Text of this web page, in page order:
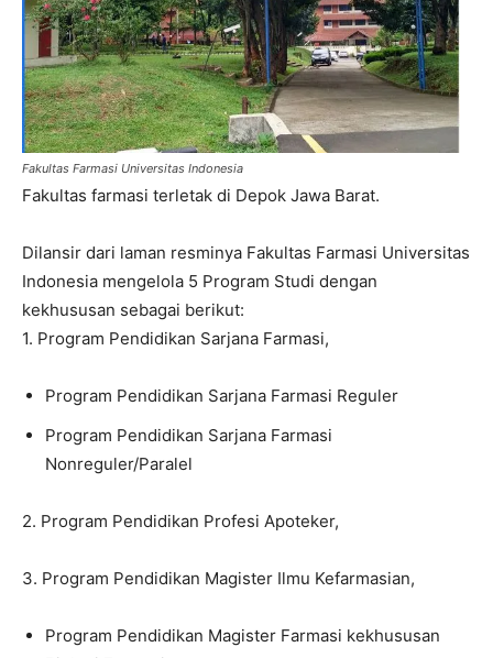
Fakultas Farmasi Universitas Indonesia
Fakultas farmasi terletak di Depok Jawa Barat.
Dilansir dari laman resminya Fakultas Farmasi Universitas
Indonesia mengelola 5 Program Studi dengan
kekhususan sebagai berikut:
1. Program Pendidikan Sarjana Farmasi,
Program Pendidikan Sarjana Farmasi Reguler
Program Pendidikan Sarjana Farmasi
Nonreguler/Paralel
2. Program Pendidikan Profesi Apoteker,
3. Program Pendidikan Magister Ilmu Kefarmasian,
Program Pendidikan Magister Farmasi kekhususan